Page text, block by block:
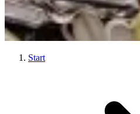
Start